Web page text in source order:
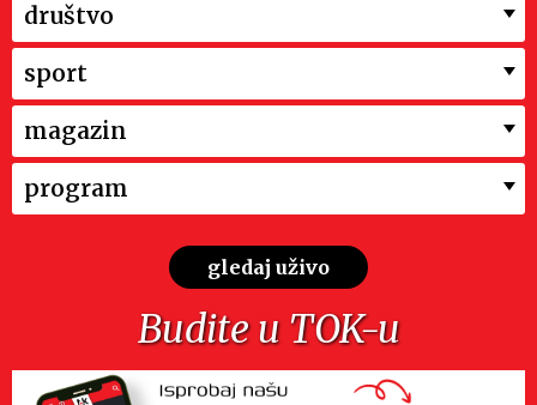
društvo
sport
magazin
program
gledaj uživo
Budite u TOK-u